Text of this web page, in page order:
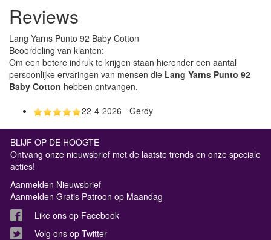
Reviews
Lang Yarns Punto 92 Baby Cotton
Beoordeling van klanten:
Om een betere indruk te krijgen staan hieronder een aantal
persoonlijke ervaringen van mensen die Lang Yarns Punto 92
Baby Cotton hebben ontvangen.
22-4-2026 - Gerdy
BLIJF OP DE HOOGTE
Ontvang onze nieuwsbrief met de laatste trends en onze speciale
acties!
Aanmelden Nieuwsbrief
Aanmelden Gratis Patroon op Maandag
Like ons op Facebook
Volg ons op Twitter